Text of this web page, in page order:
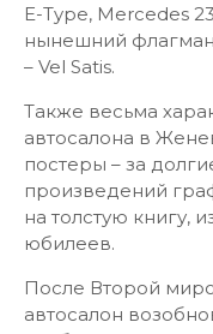
E-Type, Mercedes
нынешний
– Vel Satis.
Также весьма
автосалона в
постеры – за
произведений
на толстую книгу,
юбилеев.
После Второй
автосалон